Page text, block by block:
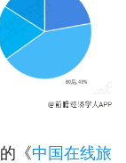
《中国在线旅